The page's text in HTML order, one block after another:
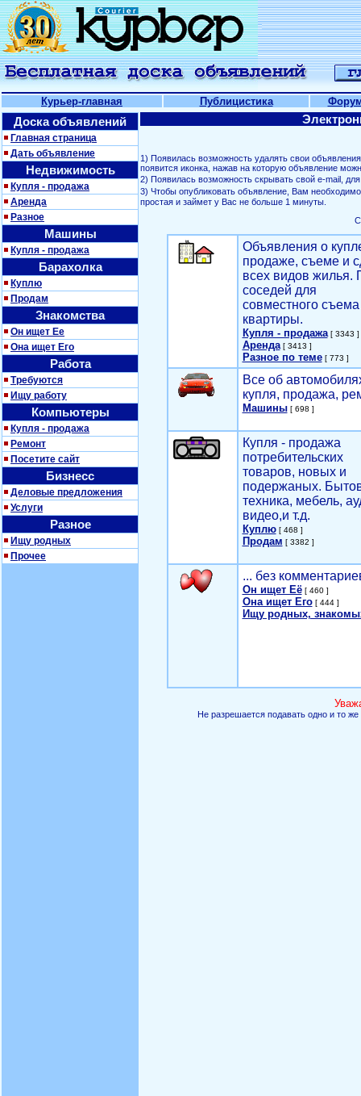
Курьер-главная Публицистика
Доска объявлений
Главная страница
Дать объявление
Недвижимость
Купля - продажа
Аренда
Разное
Машины
Купля - продажа
Барахолка
Куплю
Продам
Знакомства
Он ищет Ее
Она ищет Его
Работа
Требуются
Ищу работу
Компьютеры
Купля - продажа
Ремонт
Посетите сайт
Бизнесс
Деловые предложения
Услуги
Разное
Ищу родных
Прочее
1) Появилась возможность удалять свои
появится иконка, нажав на которую объявление
2) Появилась возможность скрывать свой е-mail,
3) Чтобы опубликовать объявление, Вам
простая и займет у Вас не больше 1 минуты.
Объявления о
продаже, съеме и
всех видов жилья.
соседей для
совместного съема
квартиры.
Купля - продажа[ 3343 ]
Аренда[ 3413 ]
Разное по теме[ 773 ]
Все об
купля, продажа,
Машины[ 698 ]
Купля - продажа
потребительских
товаров, новых и
подержаных.
техника, мебель,
видео,и т.д.
Куплю[ 468 ]
Продам [ 3382 ]
... без
Он ищет Её[ 460 ]
Она ищет Его[ 444 ]
Ищу родных,
Не разрешается подавать одно и то